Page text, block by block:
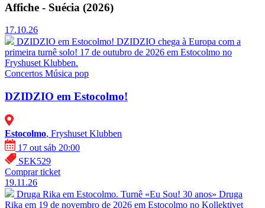
Affiche - Suécia (2026)
17.10.26
DZIDZIO em Estocolmo! DZIDZIO chega à Europa com a
primeira turnê solo! 17 de outubro de 2026 em Estocolmo no
Fryshuset Klubben.
Concertos Música pop
DZIDZIO em Estocolmo!
Estocolmo, Fryshuset Klubben
17 out sáb 20:00
SEK529
Comprar ticket
19.11.26
Druga Rika em Estocolmo. Turnê «Eu Sou! 30 anos» Druga
Rika em 19 de novembro de 2026 em Estocolmo no Kollektivet